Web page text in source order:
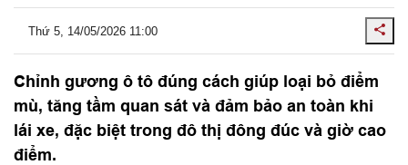
Thứ 5, 14/05/2026 11:00
Chỉnh gương ô tô đúng cách giúp loại bỏ điểm
mù, tăng tầm quan sát và đảm bảo an toàn khi
lái xe, đặc biệt trong đô thị đông đúc và giờ cao
điểm.